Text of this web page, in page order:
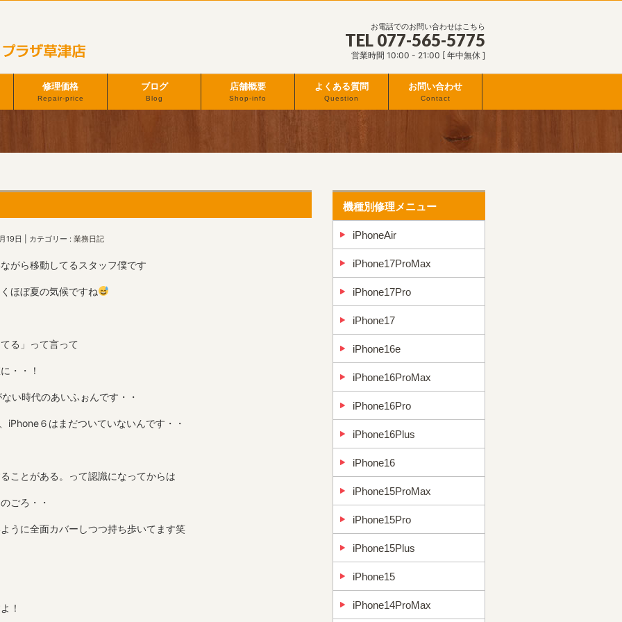
お電話でのお問い合わせはこちら
TEL 077-565-5775
営業時間 10:00 - 21:00 [ 年中無休 ]
修理価格
Repair-price
ブログ
Blog
店舗概要
Shop-info
よくある質問
Question
お問い合わせ
Contact
19日 カテゴリー : 業務日記
がら移動してるスタッフ僕です
ほぼ夏の気候ですね
る」って言って
・・！
い時代のあいふぉんです・・
iPhone６はまだついていないんです・・
ことがある。って認識になってからは
ごろ・・
うに全面カバーしつつ持ち歩いてます笑
！
機種別修理メニュー
iPhoneAir
iPhone17ProMax
iPhone17Pro
iPhone17
iPhone16e
iPhone16ProMax
iPhone16Pro
iPhone16Plus
iPhone16
iPhone15ProMax
iPhone15Pro
iPhone15Plus
iPhone15
iPhone14ProMax